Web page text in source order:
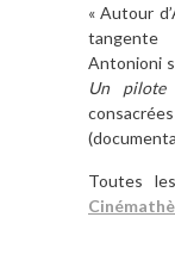
« Autour
Antonioni
Un pilote
Toutes